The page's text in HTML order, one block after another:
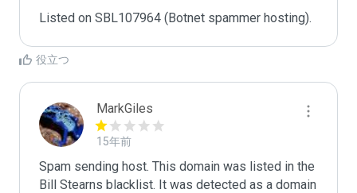
Listed on SBL107964 (Botnet spammer hosting).
役立つ
MarkGiles
15年前
Spam sending host. This domain was listed in the
Bill Stearns blacklist. It was detected as a domain